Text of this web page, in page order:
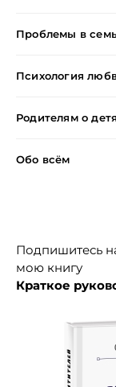
Проблемы в
Психология
Родителям о
Обо всём
Подпишитесь
мою книгу
Краткое